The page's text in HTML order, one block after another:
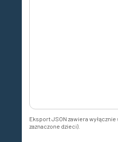
Eksport JSON zawiera
zaznaczone dzieci).